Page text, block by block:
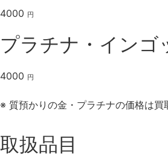
4000 円
プラチナ・インゴ
4000 円
※ 質預かりの金・プラチナの価格は
取扱品目